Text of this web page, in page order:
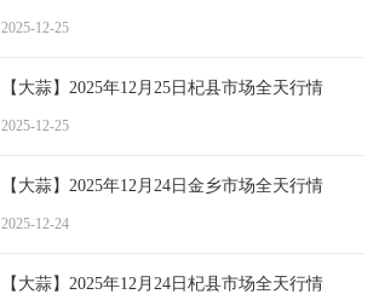
2025-12-25
【大蒜】2025年12月25日杞县市场全天行情
2025-12-25
【大蒜】2025年12月24日金乡市场全天行情
2025-12-24
【大蒜】2025年12月24日杞县市场全天行情